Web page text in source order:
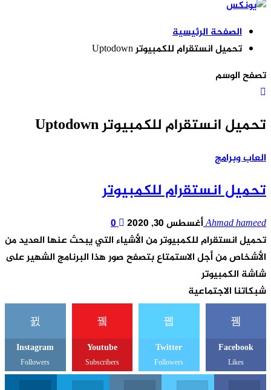
الصفحة الرئيسية
تحميل انستقرام للكمبيوتر Uptodown
تصفح الوسم
تحميل انستقرام للكمبيوتر Uptodown
العاب وبرامج
تحميل انستقرام للكمبيوتر
Ahmad hameedأغسطس 30, 2020
0
تحميل انستقرام للكمبيوتر من الأشياء التي يبحث عنها العديد من
الأشخاص من أجل الاستمتاع بتصفح صور هذا البرنامج الشهير على
شاشة الكمبيوتر
شبكاتنا الاجتماعية
Facebook
Likes
Twitter
Followers
Youtube
Subscribers
Instagram
Followers